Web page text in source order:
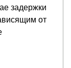
задержки
от